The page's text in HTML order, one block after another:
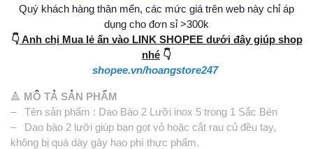
Quý khách hàng thân mến, các mức giá trên web này chỉ áp
dụng cho đơn sỉ >300k
👇Anh chị Mua lẻ ấn vào LINK SHOPEE dưới đây giúp shop
nhé 👇
shopee.vn/hoangstore247
🔺 MÔ TẢ SẢN PHẨM
– Tên sản phẩm : Dao Bào 2 Lưỡi inox 5 trong 1 Sắc Bén
– Dao bào 2 lưỡi giúp bạn gọt vỏ hoặc cắt rau củ đều tay,
không bị quá dày gây hao phí thực phẩm.